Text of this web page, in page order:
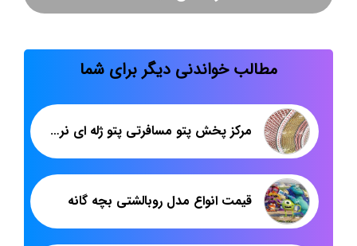
مطالب خواندنی دیگر برای شما
مرکز پخش پتو مسافرتی پتو ژله ای نرمینه
قیمت انواع مدل روبالشتی بچه گانه